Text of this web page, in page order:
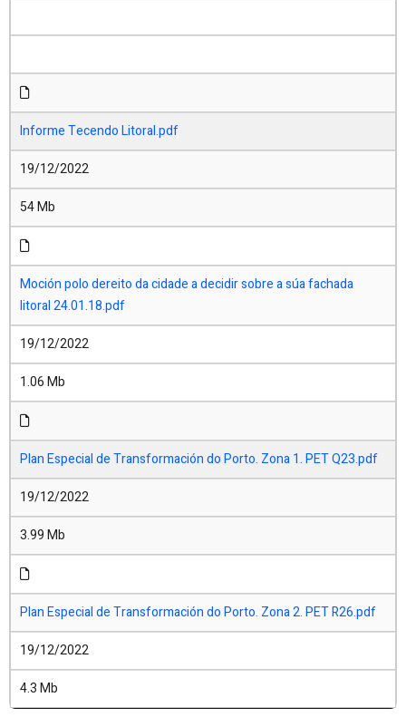
Informe Tecendo Litoral.pdf
19/12/2022
54 Mb
Moción polo dereito da cidade a decidir sobre a súa fachada
litoral 24.01.18.pdf
19/12/2022
1.06 Mb
Plan Especial de Transformación do Porto. Zona 1. PET Q23.pdf
19/12/2022
3.99 Mb
Plan Especial de Transformación do Porto. Zona 2. PET R26.pdf
19/12/2022
4.3 Mb